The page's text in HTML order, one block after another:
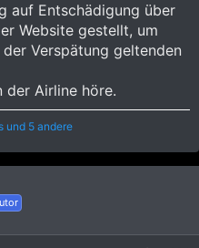
auf Entschädigung über
Website gestellt, um
Verspätung geltenden
der Airline höre.
und 5 andere